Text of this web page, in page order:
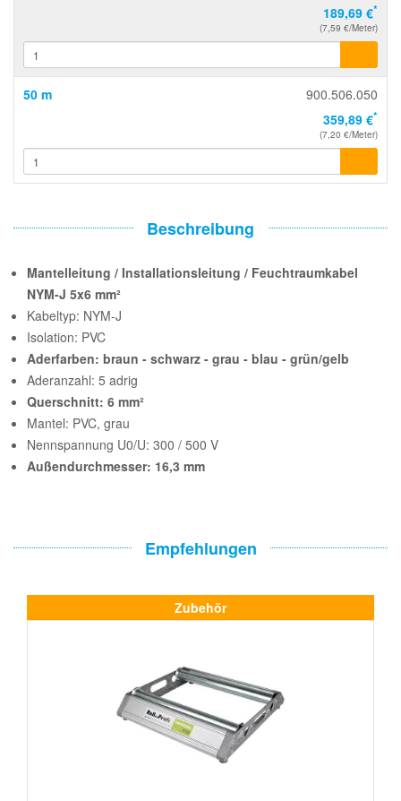
189,69 €*
(7,59 €/Meter)
50 m
900.506.050
359,89 €*
(7,20 €/Meter)
Beschreibung
Mantelleitung / Installationsleitung / Feuchtraumkabel
NYM-J 5x6 mm²
Kabeltyp: NYM-J
Isolation: PVC
Aderfarben: braun - schwarz - grau - blau - grün/gelb
Aderanzahl: 5 adrig
Querschnitt: 6 mm²
Mantel: PVC, grau
Nennspannung U0/U: 300 / 500 V
Außendurchmesser: 16,3 mm
Empfehlungen
Zubehör